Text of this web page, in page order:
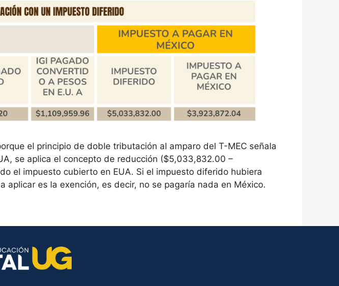
el principio de doble tributación al amparo del T-MEC señala
se aplica el concepto de reducción ($5,033,832.00 –
el impuesto cubierto en EUA. Si el impuesto diferido hubiera
es la exención, es decir, no se pagaría nada en México.